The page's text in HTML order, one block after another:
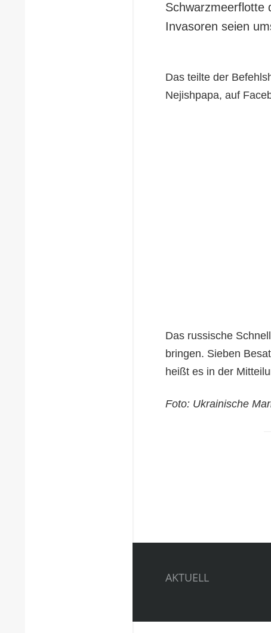
Schwarzmeerflotte
Invasoren seien
Das teilte der
Nejishpapa, auf
Das russische
bringen. Sieben
heißt es in der
Foto: Ukrainische
AKTUELL